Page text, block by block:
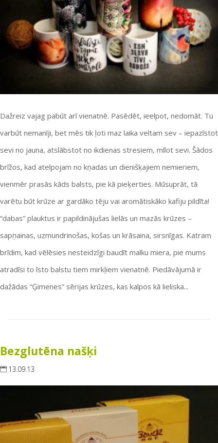
Dažreiz vajag pabūt arī vienatnē. Pasēdēt, ieelpot, nedomāt. Tu
varbūt nemanīji, bet mēs tik ļoti maz laika veltam sev – iepazīstot
sevi no jauna, atslābstot no ikdienas stresiem, mīlot sevi. Šādos
brīžos, kad atelpojam no kņadas un dienišķajiem nemieriem,
vienmēr prasās kāds balsts, pie kā pieķerties. Mūsuprāt, tā
varētu būt krūze ar gardāko tēju vai aromātiskāko kafiju pildīta!
“dabas” plauktus ir papildinājušas lielās un mazās krūzes –
sapņainas, uzmundrinošas, košas un krāsaina, sirsnīgas. Katram
brīdim, kad vēlēsies nesteidzīgi baudīt malku miera, pie mums
atradīsi to īsto balstu tiem mirkļiem vienatnē. Piedāvājumā ir
dažādas “Ģimenes” sērijas krūzes, kas kalpos kā lieliska...
Bezglutēna našķi
13.09.13